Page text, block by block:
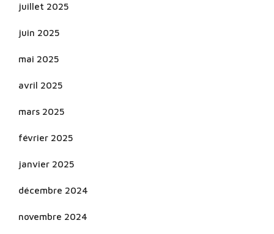
juillet 2025
juin 2025
mai 2025
avril 2025
mars 2025
février 2025
janvier 2025
décembre 2024
novembre 2024